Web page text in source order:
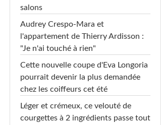
salons
Audrey Crespo-Mara et
l'appartement de Thierry Ardisson :
"Je n'ai touché à rien"
Cette nouvelle coupe d'Eva Longoria
pourrait devenir la plus demandée
chez les coiffeurs cet été
Léger et crémeux, ce velouté de
courgettes à 2 ingrédients passe tout